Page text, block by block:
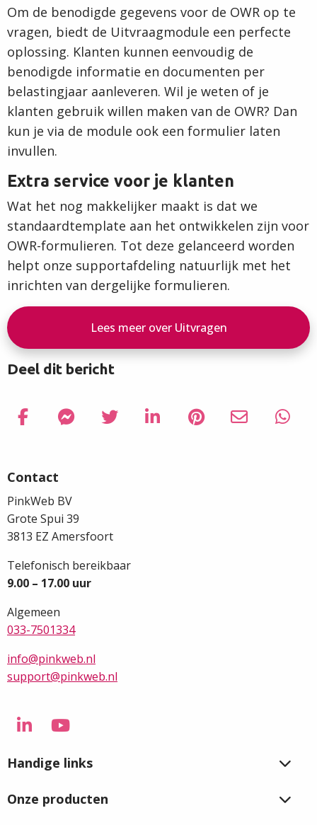
Om de benodigde gegevens voor de OWR op te
vragen, biedt de Uitvraagmodule een perfecte
oplossing. Klanten kunnen eenvoudig de
benodigde informatie en documenten per
belastingjaar aanleveren. Wil je weten of je
klanten gebruik willen maken van de OWR? Dan
kun je via de module ook een formulier laten
invullen.
Extra service voor je klanten
Wat het nog makkelijker maakt is dat we
standaardtemplate aan het ontwikkelen zijn voor
OWR-formulieren. Tot deze gelanceerd worden
helpt onze supportafdeling natuurlijk met het
inrichten van dergelijke formulieren.
Lees meer over Uitvragen
Deel dit bericht
Delen via Facebook
Delen
Delen via Facebook Messenger
Delen
Delen via Twitter
Delen
Delen via LinkedIn
Delen
Delen via Pinterest
Delen
Delen via
Delen
Delen
Contact
PinkWeb BV
Grote Spui 39
3813 EZ Amersfoort
Telefonisch bereikbaar
9.00 – 17.00 uur
Algemeen
033-7501334
info@pinkweb.nl
support@pinkweb.nl
Ga
LinkedIn
Ga
YouTube
Handige links
Onze producten